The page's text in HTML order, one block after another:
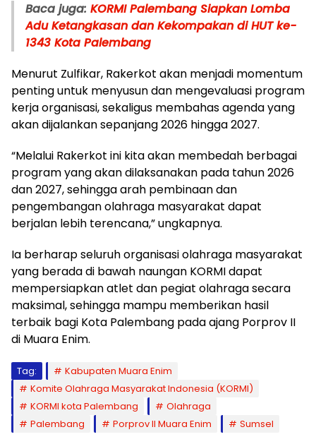
Baca juga: KORMI Palembang Siapkan Lomba
Adu Ketangkasan dan Kekompakan di HUT ke-
1343 Kota Palembang
Menurut Zulfikar, Rakerkot akan menjadi momentum
penting untuk menyusun dan mengevaluasi program
kerja organisasi, sekaligus membahas agenda yang
akan dijalankan sepanjang 2026 hingga 2027.
“Melalui Rakerkot ini kita akan membedah berbagai
program yang akan dilaksanakan pada tahun 2026
dan 2027, sehingga arah pembinaan dan
pengembangan olahraga masyarakat dapat
berjalan lebih terencana,” ungkapnya.
Ia berharap seluruh organisasi olahraga masyarakat
yang berada di bawah naungan KORMI dapat
mempersiapkan atlet dan pegiat olahraga secara
maksimal, sehingga mampu memberikan hasil
terbaik bagi Kota Palembang pada ajang Porprov II
di Muara Enim.
Tag:
Kabupaten Muara Enim
Komite Olahraga Masyarakat Indonesia (KORMI)
KORMI kota Palembang
Olahraga
Palembang
Porprov II Muara Enim Sumsel